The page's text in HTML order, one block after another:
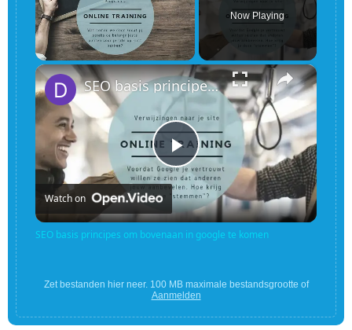
Unmute
Now Playing
×
Play
Video
SEO basis principes om bovenaan in google te komen
Watch on
SEO basis principes om bovenaan in google te komen
Zet bestanden hier neer. 100 MB maximale bestandsgrootte of
Aanmelden